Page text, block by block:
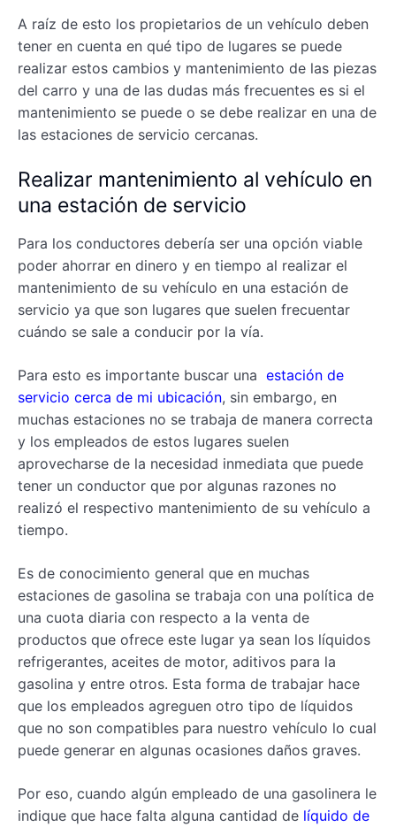
A raíz de esto los propietarios de un vehículo deben
tener en cuenta en qué tipo de lugares se puede
realizar estos cambios y mantenimiento de las piezas
del carro y una de las dudas más frecuentes es si el
mantenimiento se puede o se debe realizar en una de
las estaciones de servicio cercanas.
Realizar mantenimiento al vehículo en
una estación de servicio
Para los conductores debería ser una opción viable
poder ahorrar en dinero y en tiempo al realizar el
mantenimiento de su vehículo en una estación de
servicio ya que son lugares que suelen frecuentar
cuándo se sale a conducir por la vía.
Para esto es importante buscar una estación de
servicio cerca de mi ubicación, sin embargo, en
muchas estaciones no se trabaja de manera correcta
y los empleados de estos lugares suelen
aprovecharse de la necesidad inmediata que puede
tener un conductor que por algunas razones no
realizó el respectivo mantenimiento de su vehículo a
tiempo.
Es de conocimiento general que en muchas
estaciones de gasolina se trabaja con una política de
una cuota diaria con respecto a la venta de
productos que ofrece este lugar ya sean los líquidos
refrigerantes, aceites de motor, aditivos para la
gasolina y entre otros. Esta forma de trabajar hace
que los empleados agreguen otro tipo de líquidos
que no son compatibles para nuestro vehículo lo cual
puede generar en algunas ocasiones daños graves.
Por eso, cuando algún empleado de una gasolinera le
indique que hace falta alguna cantidad de líquido de